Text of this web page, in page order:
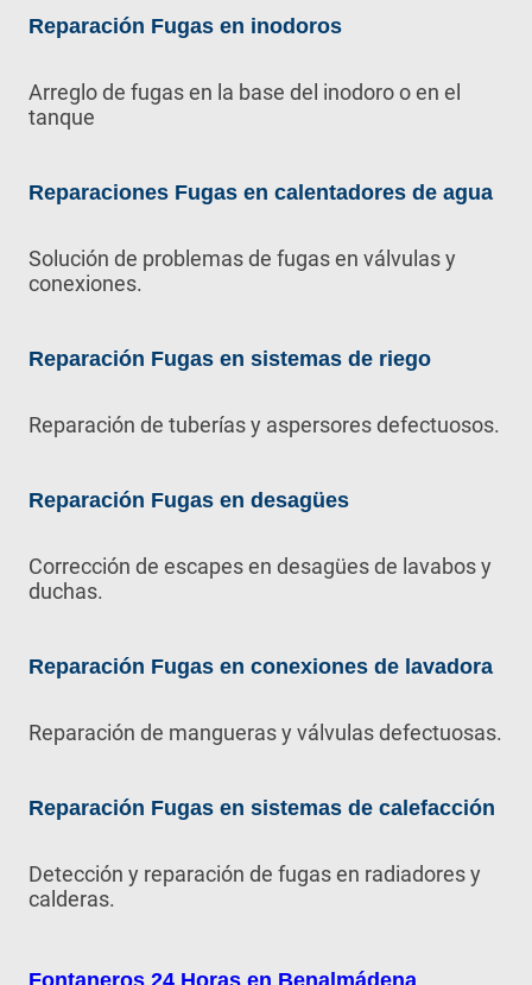
Reparación Fugas en inodoros
Arreglo de fugas en la base del inodoro o en el
tanque
Reparaciones Fugas en calentadores de agua
Solución de problemas de fugas en válvulas y
conexiones.
Reparación Fugas en sistemas de riego
Reparación de tuberías y aspersores defectuosos.
Reparación Fugas en desagües
Corrección de escapes en desagües de lavabos y
duchas.
Reparación Fugas en conexiones de lavadora
Reparación de mangueras y válvulas defectuosas.
Reparación Fugas en sistemas de calefacción
Detección y reparación de fugas en radiadores y
calderas.
Fontaneros 24 Horas en Benalmádena